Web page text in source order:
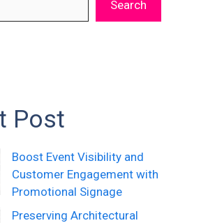
Search
Post
Boost Event Visibility and
Customer Engagement with
Promotional Signage
Preserving Architectural